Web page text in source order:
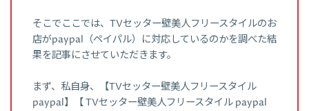
そこでここでは、TVセッター壁美人フリースタイルのお
店がpaypal（ペイパル）に対応しているのかを調べた結
果を記事にさせていただきます。
まず、私自身、【TVセッター壁美人フリースタイル
paypal】【 TVセッター壁美人フリースタイル paypal